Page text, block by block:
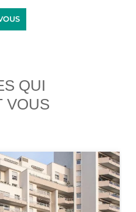
QUI
VOUS